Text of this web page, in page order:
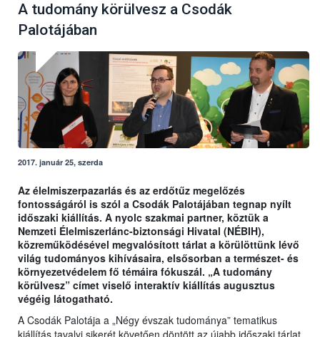
A tudomány körülvesz a Csodák
Palotájában
2017. január 25, szerda
Az élelmiszerpazarlás és az erdőtűz megelőzés
fontosságáról is szól a Csodák Palotájában tegnap nyílt
időszaki kiállítás. A nyolc szakmai partner, köztük a
Nemzeti Élelmiszerlánc-biztonsági Hivatal (NÉBIH),
közreműködésével megvalósított tárlat a körülöttünk lévő
világ tudományos kihívásaira, elsősorban a természet- és
környezetvédelem fő témáira fókuszál. „A tudomány
körülvesz” címet viselő interaktív kiállítás augusztus
végéig látogatható.
A Csodák Palotája a „Négy évszak tudománya” tematikus